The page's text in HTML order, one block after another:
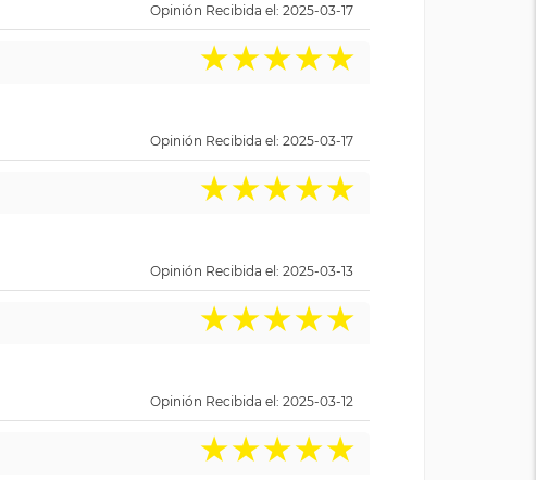
Opinión Recibida el: 2025-03-17
★★★★★
Opinión Recibida el: 2025-03-17
★★★★★
Opinión Recibida el: 2025-03-13
★★★★★
Opinión Recibida el: 2025-03-12
★★★★★